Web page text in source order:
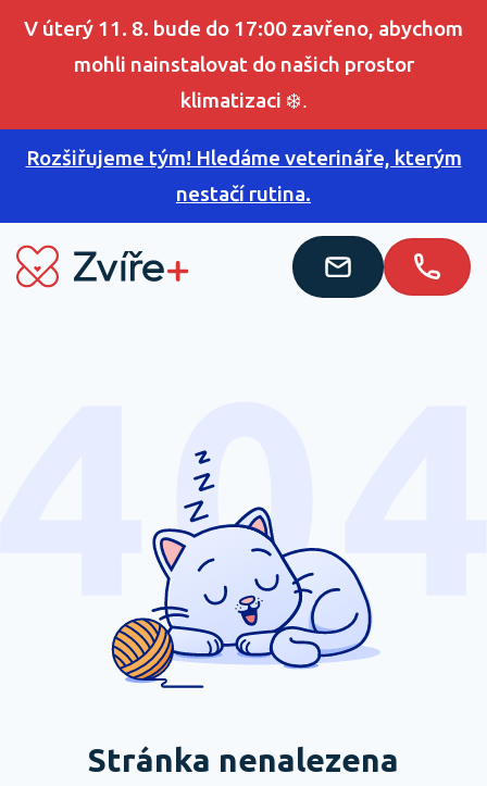
V úterý 11. 8. bude do 17:00 zavřeno, abychom
mohli nainstalovat do našich prostor
klimatizaci ❄️.
Rozšiřujeme tým! Hledáme veterináře, kterým
nestačí rutina.
Stránka nenalezena